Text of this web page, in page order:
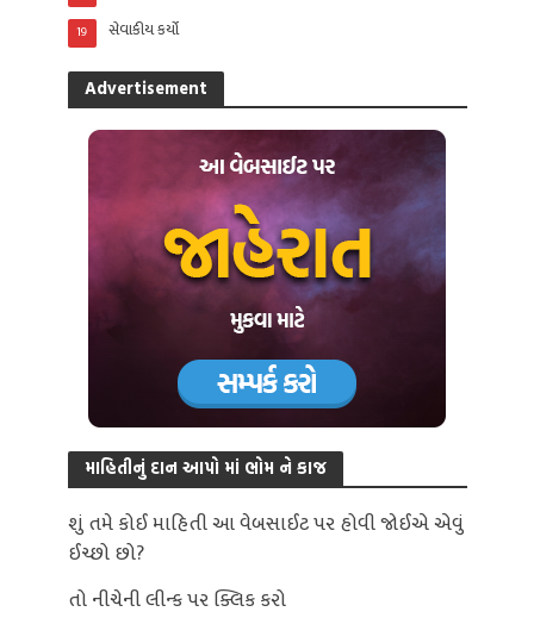
સેવાકીય કર્યો
19
Advertisement
માહિતીનું દાન આપો માં ભોમ ને કાજ
શું તમે કોઈ માહિતી આ વેબસાઈટ પર હોવી જોઈએ એવું
ઈચ્છો છો?
તો નીચેની લીન્ક પર ક્લિક કરો